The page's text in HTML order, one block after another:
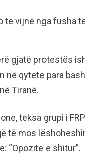
të vijnë nga fusha
gjatë protestës
në qytete para
Tiranë.
teksa grupi i
të mos
“Opozitë e shitur”.